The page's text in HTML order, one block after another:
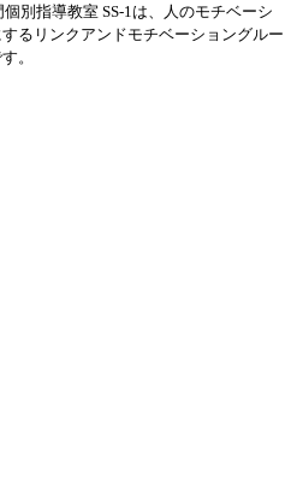
別指導教室 SS-1は、人のモチベーシ
るリンクアンドモチベーショングルー
。